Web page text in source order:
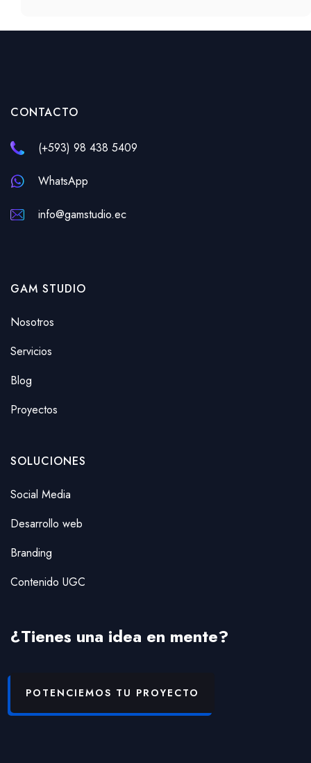
CONTACTO
(+593) 98 438 5409
WhatsApp
info@gamstudio.ec
GAM STUDIO
Nosotros
Servicios
Blog
Proyectos
SOLUCIONES
Social Media
Desarrollo web
Branding
Contenido UGC
¿Tienes una idea en mente?
POTENCIEMOS TU PROYECTO